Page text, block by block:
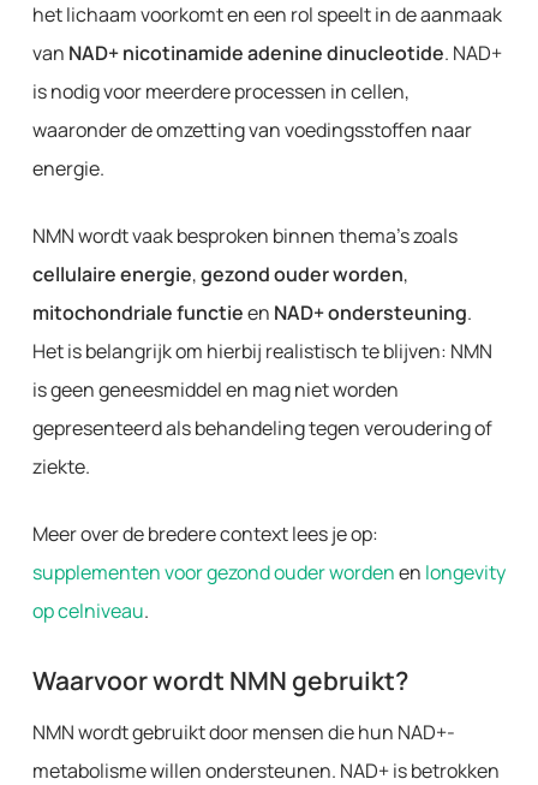
het lichaam voorkomt en een rol speelt in de aanmaak
van NAD+ nicotinamide adenine dinucleotide. NAD+
is nodig voor meerdere processen in cellen,
waaronder de omzetting van voedingsstoffen naar
energie.
NMN wordt vaak besproken binnen thema’s zoals
cellulaire energie,gezond ouder worden,
mitochondriale functieen NAD+ ondersteuning.
Het is belangrijk om hierbij realistisch te blijven: NMN
is geen geneesmiddel en mag niet worden
gepresenteerd als behandeling tegen veroudering of
ziekte.
Meer over de bredere context lees je op:
supplementen voor gezond ouder wordenen longevity
op celniveau.
Waarvoor wordt NMN gebruikt?
NMN wordt gebruikt door mensen die hun NAD+-
metabolisme willen ondersteunen. NAD+ is betrokken